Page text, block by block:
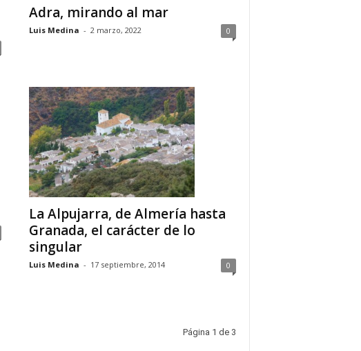
Adra, mirando al mar
Luis Medina - 2 marzo, 2022 0
La Alpujarra, de Almería hasta
Granada, el carácter de lo
singular
Luis Medina - 17 septiembre, 2014 0
Página 1 de 3